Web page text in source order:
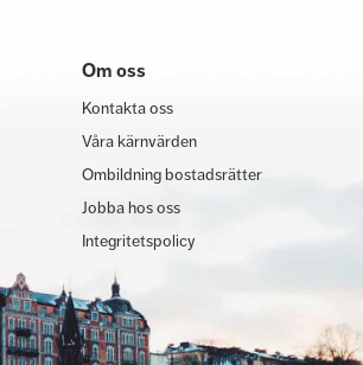
Om oss
Kontakta oss
Våra kärnvärden
Ombildning bostadsrätter
Jobba hos oss
Integritetspolicy